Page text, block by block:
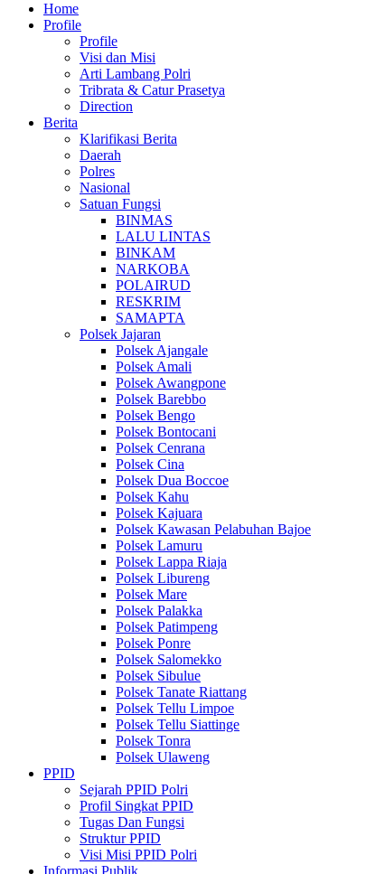
Home
Profile
Profile
Visi dan Misi
Arti Lambang Polri
Tribrata & Catur Prasetya
Direction
Berita
Klarifikasi Berita
Daerah
Polres
Nasional
Satuan Fungsi
BINMAS
LALU LINTAS
BINKAM
NARKOBA
POLAIRUD
RESKRIM
SAMAPTA
Polsek Jajaran
Polsek Ajangale
Polsek Amali
Polsek Awangpone
Polsek Barebbo
Polsek Bengo
Polsek Bontocani
Polsek Cenrana
Polsek Cina
Polsek Dua Boccoe
Polsek Kahu
Polsek Kajuara
Polsek Kawasan Pelabuhan Bajoe
Polsek Lamuru
Polsek Lappa Riaja
Polsek Libureng
Polsek Mare
Polsek Palakka
Polsek Patimpeng
Polsek Ponre
Polsek Salomekko
Polsek Sibulue
Polsek Tanate Riattang
Polsek Tellu Limpoe
Polsek Tellu Siattinge
Polsek Tonra
Polsek Ulaweng
PPID
Sejarah PPID Polri
Profil Singkat PPID
Tugas Dan Fungsi
Struktur PPID
Visi Misi PPID Polri
Informasi Publik